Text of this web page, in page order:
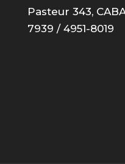
Pasteur 343,
7939 / 4951-8019